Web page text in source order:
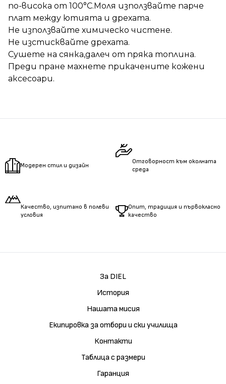
по-висока от 100°C.Моля използвайте парче
плат между ютията и дрехата.
Не използвайте химическо чистене.
Не изстисквайте дрехата.
Сушете на сянка,далеч от пряка топлина.
Преди пране махнете прикачените кожени
аксесоари.
Модерен стил и дизайн
Отговорност към околната
среда
Качество, изпитано в полеви
условия
Опит, традиция и първокласно
качество
За DIEL
История
Нашата мисия
Екипировка за отбори и ски училища
Контакти
Таблица с размери
Гаранция